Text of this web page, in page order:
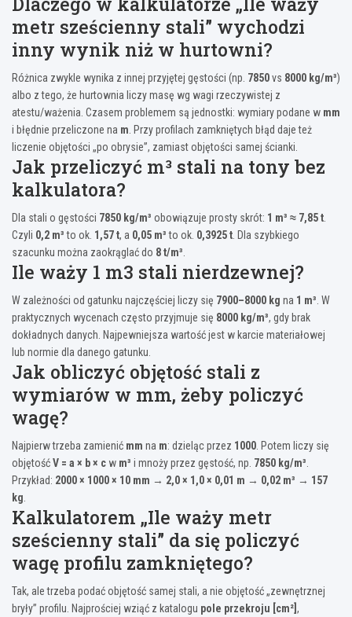
metr sześcienny stali” wychodzi
inny wynik niż w hurtowni?
Różnica zwykle wynika z innej przyjętej gęstości (np. 7850vs 8000 kg/m³)
albo z tego, że hurtownia liczy masę wg wagi rzeczywistej z
atestu/ważenia. Czasem problemem są jednostki: wymiary podane w mm
i błędnie przeliczone na m . Przy profilach zamkniętych błąd daje też
liczenie objętości „po obrysie”, zamiast objętości samej ścianki.
Jak przeliczyć m³ stali na tony bez
kalkulatora?
Dla stali o gęstości 7850 kg/m³ obowiązuje prosty skrót: 1 m³ ≈ 7,85 t
Czyli 0,2 m³to ok. 1,57 t, a 0,05 m³to ok. 0,3925 t . Dla szybkiego
szacunku można zaokrąglać do 8 t/m³
Ile waży 1 m3 stali nierdzewnej?
W zależności od gatunku najczęściej liczy się 7900–8000 kg na 1 m³ . W
praktycznych wycenach często przyjmuje się 8000 kg/m³, gdy brak
dokładnych danych. Najpewniejsza wartość jest w karcie materiałowej
lub normie dla danego gatunku.
Jak obliczyć objętość stali z
wymiarów w mm, żeby policzyć
wagę?
Najpierw trzeba zamienić mm na m: dzieląc przez 1000 . Potem liczy się
objętośćV = a × b × c w m³ i mnoży przez gęstość, np. 7850 kg/m³
Przykład: 2000 × 1000 × 10 mm → 2,0 × 1,0 × 0,01 m → 0,02 m³ → 157
kg
Kalkulatorem „Ile waży metr
sześcienny stali” da się policzyć
wagę profilu zamkniętego?
Tak, ale trzeba podać objętość samej stali, a nie objętość „zewnętrznej
bryły” profilu. Najprościej wziąć z katalogu pole przekroju [cm²],